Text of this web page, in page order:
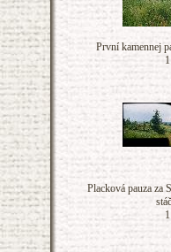
První kamennej
Placková pauza za